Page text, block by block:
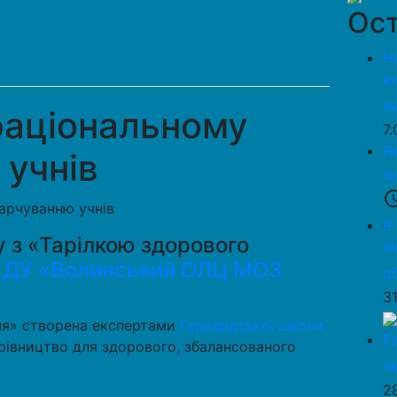
«Тарілкою здорового
ДУ «Волинський ОЛЦ МОЗ
створена експертами Гарвардської школи
для здорового, збалансованого
9